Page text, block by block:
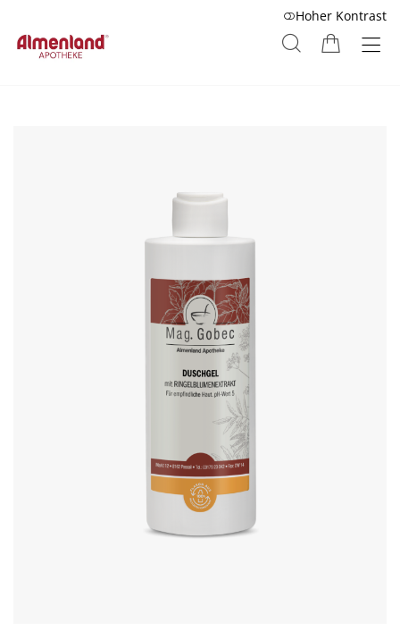
Hoher Kontrast